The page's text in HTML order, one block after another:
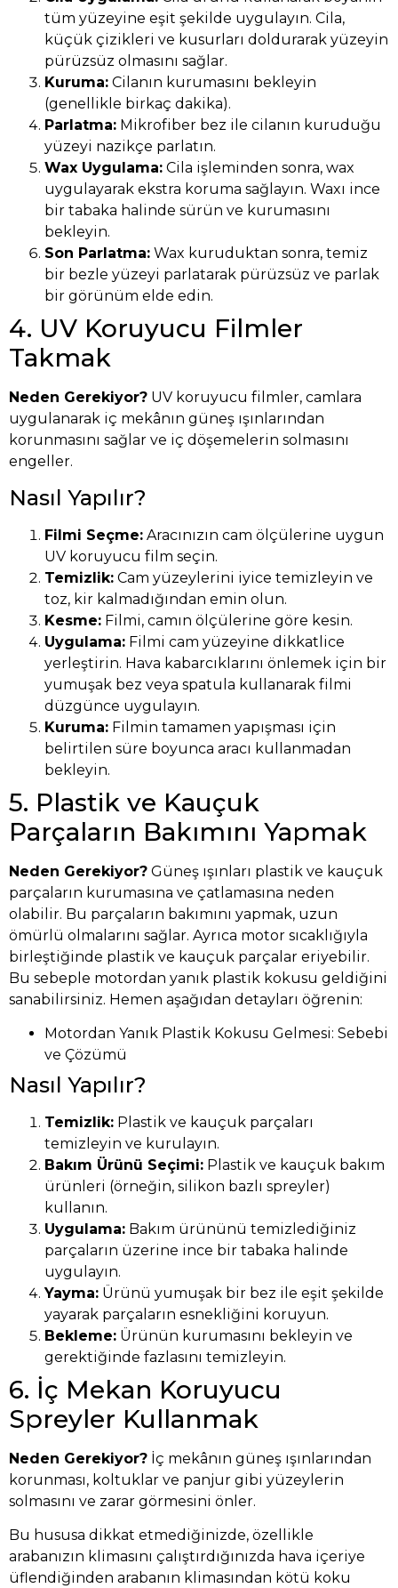
tüm yüzeyine eşit şekilde uygulayın. Cila,
küçük çizikleri ve kusurları doldurarak yüzeyin
pürüzsüz olmasını sağlar.
Kuruma: Cilanın kurumasını bekleyin
(genellikle birkaç dakika).
Parlatma: Mikrofiber bez ile cilanın kuruduğu
yüzeyi nazikçe parlatın.
Wax Uygulama: Cila işleminden sonra, wax
uygulayarak ekstra koruma sağlayın. Waxı ince
bir tabaka halinde sürün ve kurumasını
bekleyin.
Son Parlatma: Wax kuruduktan sonra, temiz
bir bezle yüzeyi parlatarak pürüzsüz ve parlak
bir görünüm elde edin.
4. UV Koruyucu Filmler
Takmak
Neden Gerekiyor? UV koruyucu filmler, camlara
uygulanarak iç mekânın güneş ışınlarından
korunmasını sağlar ve iç döşemelerin solmasını
engeller.
Nasıl Yapılır?
Filmi Seçme: Aracınızın cam ölçülerine uygun
UV koruyucu film seçin.
Temizlik: Cam yüzeylerini iyice temizleyin ve
toz, kir kalmadığından emin olun.
Kesme: Filmi, camın ölçülerine göre kesin.
Uygulama: Filmi cam yüzeyine dikkatlice
yerleştirin. Hava kabarcıklarını önlemek için bir
yumuşak bez veya spatula kullanarak filmi
düzgünce uygulayın.
Kuruma: Filmin tamamen yapışması için
belirtilen süre boyunca aracı kullanmadan
bekleyin.
5. Plastik ve Kauçuk
Parçaların Bakımını Yapmak
Neden Gerekiyor? Güneş ışınları plastik ve kauçuk
parçaların kurumasına ve çatlamasına neden
olabilir. Bu parçaların bakımını yapmak, uzun
ömürlü olmalarını sağlar. Ayrıca motor sıcaklığıyla
birleştiğinde plastik ve kauçuk parçalar eriyebilir.
Bu sebeple motordan yanık plastik kokusu geldiğini
sanabilirsiniz. Hemen aşağıdan detayları öğrenin:
Motordan Yanık Plastik Kokusu Gelmesi: Sebebi
ve Çözümü
Nasıl Yapılır?
Temizlik: Plastik ve kauçuk parçaları
temizleyin ve kurulayın.
Bakım Ürünü Seçimi: Plastik ve kauçuk bakım
ürünleri (örneğin, silikon bazlı spreyler)
kullanın.
Uygulama: Bakım ürününü temizlediğiniz
parçaların üzerine ince bir tabaka halinde
uygulayın.
Yayma: Ürünü yumuşak bir bez ile eşit şekilde
yayarak parçaların esnekliğini koruyun.
Bekleme: Ürünün kurumasını bekleyin ve
gerektiğinde fazlasını temizleyin.
6. İç Mekan Koruyucu
Spreyler Kullanmak
Neden Gerekiyor? İç mekânın güneş ışınlarından
korunması, koltuklar ve panjur gibi yüzeylerin
solmasını ve zarar görmesini önler.
Bu hususa dikkat etmediğinizde, özellikle
arabanızın klimasını çalıştırdığınızda hava içeriye
üflendiğinden arabanın klimasından kötü koku